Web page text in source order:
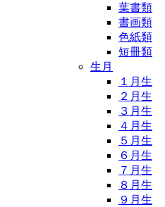
葉書類
書画類
色紙類
短冊類
生月
１月生
２月生
３月生
４月生
５月生
６月生
７月生
８月生
９月生